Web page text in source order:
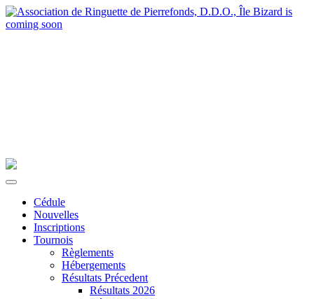
Cédule
Nouvelles
Inscriptions
Tournois
Règlements
Hébergements
Résultats Précedent
Résultats 2026